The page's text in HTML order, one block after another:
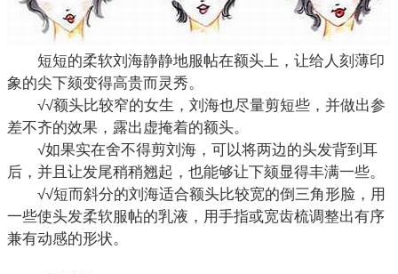
短短的柔软刘海静静地服帖在额头上，让给人刻薄印
象的尖下颏变得高贵而灵秀。
√√额头比较窄的女生，刘海也尽量剪短些，并做出参
差不齐的效果，露出虚掩着的额头。
√如果实在舍不得剪刘海，可以将两边的头发背到耳
后，并且让发尾稍稍翘起，也能够让下颏显得丰满一些。
√√短而斜分的刘海适合额头比较宽的倒三角形脸，用
一些使头发柔软服帖的乳液，用手指或宽齿梳调整出有序
兼有动感的形状。